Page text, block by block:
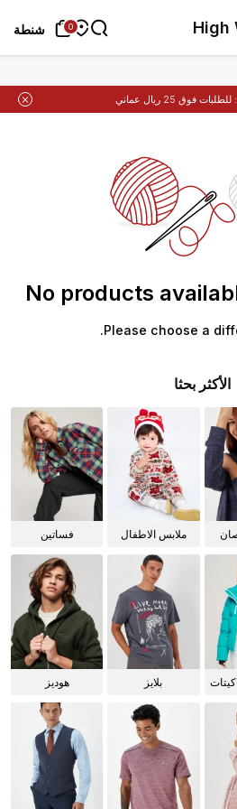
للطلبات فوق 25 ريال عماني
0 شنطة High
0 شنطة
No products
Please choose a
الأكثر بحثا
ملابس الاطفال فساتين
بلايز هوديز